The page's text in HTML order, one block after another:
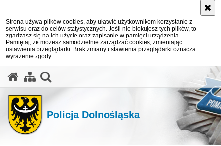
Strona używa plików cookies, aby ułatwić użytkownikom korzystanie z
serwisu oraz do celów statystycznych. Jeśli nie blokujesz tych plików, to
zgadzasz się na ich użycie oraz zapisanie w pamięci urządzenia.
Pamiętaj, że możesz samodzielnie zarządzać cookies, zmieniając
ustawienia przeglądarki. Brak zmiany ustawienia przeglądarki oznacza
wyrażenie zgody.
Policja Dolnośląska